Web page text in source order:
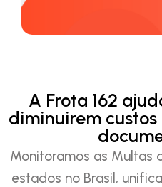
A Frota 162
diminuirem
Monitoramos as Multas
estados no Brasil,